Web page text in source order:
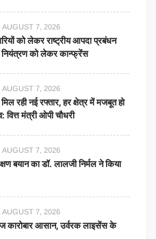
AUGUST 7, 2026
को लेकर राष्ट्रीय आपदा प्रबंधन
नियंत्रण को लेकर कान्फ्रेंस
AUGUST 7, 2026
रही नई रफ्तार, हर क्षेत्र में मजबूत हो
वित्त मंत्री ओपी चौधरी
AUGUST 7, 2026
बयान का डॉ. लालजी निर्मल ने किया
AUGUST 7, 2026
कारोबार आसान, उर्वरक लाइसेंस के